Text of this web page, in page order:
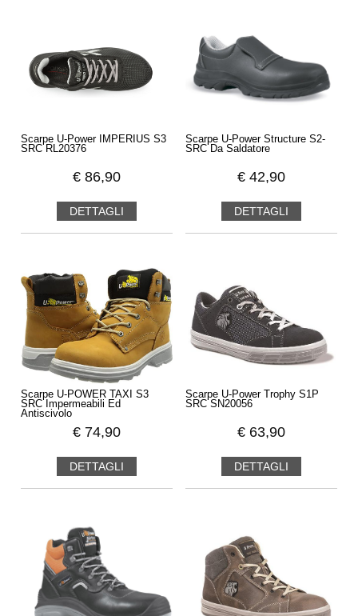
Video U-Power Flat-Out
Scarpe U-Power IMPERIUS S3
SRC RL20376
€ 86,90
DETTAGLI
Scarpe U-Power Structure S2-
SRC Da Saldatore
€ 42,90
DETTAGLI
Scarpe U-POWER TAXI S3
SRC Impermeabili Ed
Antiscivolo
€ 74,90
DETTAGLI
Scarpe U-Power Trophy S1P
SRC SN20056
€ 63,90
DETTAGLI